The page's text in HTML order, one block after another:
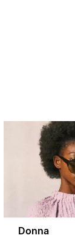
Donna